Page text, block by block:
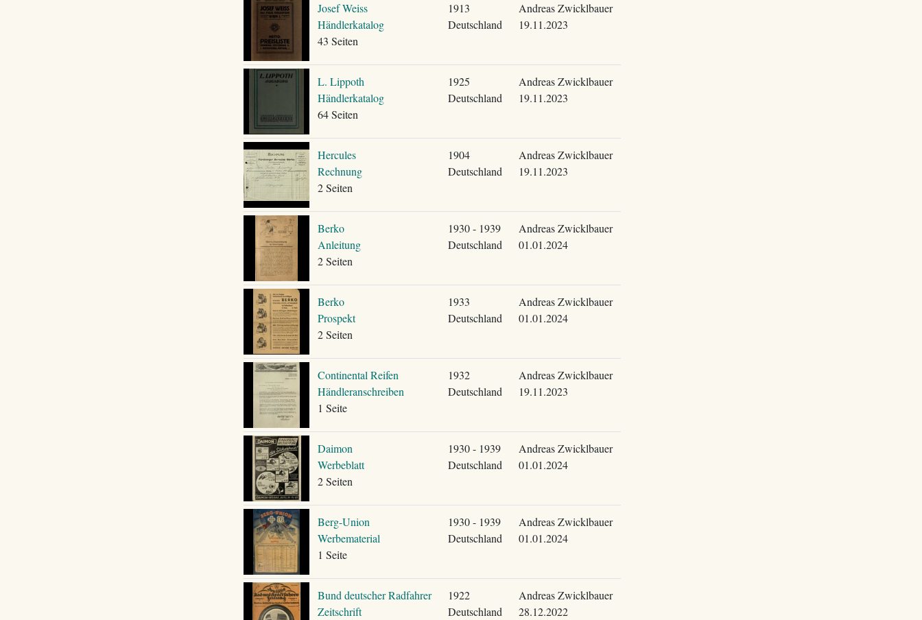
Josef Weiss
Händlerkatalog
43 Seiten
1913
Deutschland
Andreas Zwicklbauer
19.11.2023
L. Lippoth
Händlerkatalog
64 Seiten
1925
Deutschland
Andreas Zwicklbauer
19.11.2023
Hercules
Rechnung
2 Seiten
1904
Deutschland
Andreas Zwicklbauer
19.11.2023
Berko
Anleitung
2 Seiten
1930 - 1939
Deutschland
Andreas Zwicklbauer
01.01.2024
Berko
Prospekt
2 Seiten
1933
Deutschland
Andreas Zwicklbauer
01.01.2024
Continental Reifen
Händleranschreiben
1 Seite
1932
Deutschland
Andreas Zwicklbauer
19.11.2023
Daimon
Werbeblatt
2 Seiten
1930 - 1939
Deutschland
Andreas Zwicklbauer
01.01.2024
Berg-Union
Werbematerial
1 Seite
1930 - 1939
Deutschland
Andreas Zwicklbauer
01.01.2024
Bund deutscher Radfahrer
Zeitschrift
1922
Deutschland
Andreas Zwicklbauer
28.12.2022